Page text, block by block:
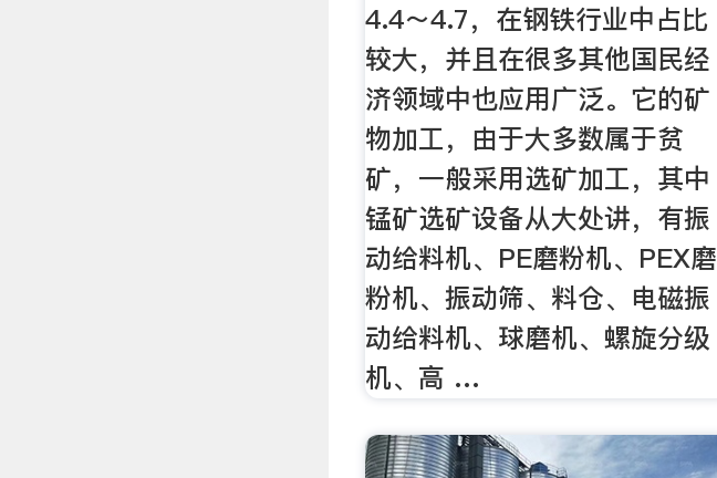
4.4～4.7，在钢铁行业中占比
较大，并且在很多其他国民经
济领域中也应用广泛。它的矿
物加工，由于大多数属于贫
矿，一般采用选矿加工，其中
锰矿选矿设备从大处讲，有振
动给料机、PE磨粉机、PEX磨
粉机、振动筛、料仓、电磁振
动给料机、球磨机、螺旋分级
机、高 …